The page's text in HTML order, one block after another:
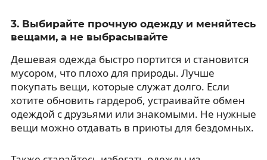
3. Выбирайте прочную одежду и меняйтесь
вещами, а не выбрасывайте
Дешевая одежда быстро портится и становится
мусором, что плохо для природы. Лучше
покупать вещи, которые служат долго. Если
хотите обновить гардероб, устраивайте обмен
одеждой с друзьями или знакомыми. Не нужные
вещи можно отдавать в приюты для бездомных.